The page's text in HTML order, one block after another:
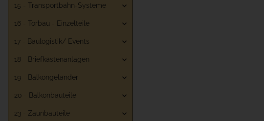
15 - Transportbahn-Systeme
16 - Torbau - Einzelteile
17 - Baulogistik/ Events
18 - Briefkästenanlagen
19 - Balkongeländer
20 - Balkonbauteile
23 - Zaunbauteile